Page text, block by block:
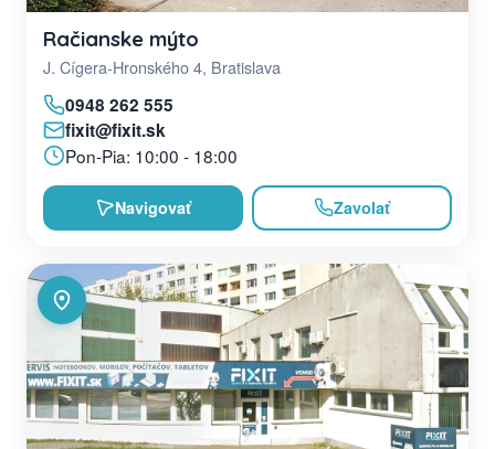
Račianske mýto
J. Cígera-Hronského 4, Bratislava
0948 262 555
fixit@fixit.sk
Pon-Pia: 10:00 - 18:00
Navigovať Zavolať